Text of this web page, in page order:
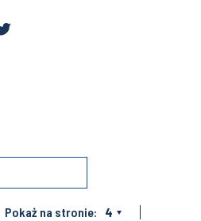
Pokaż na stronie:
4